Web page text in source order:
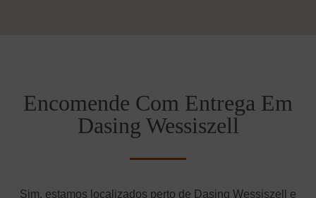
Encomende Com Entrega Em
Dasing Wessiszell
Sim, estamos localizados perto de Dasing Wessiszell e